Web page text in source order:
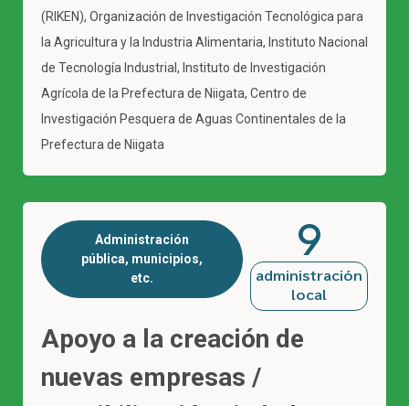
(RIKEN), Organización de Investigación Tecnológica para
la Agricultura y la Industria Alimentaria, Instituto Nacional
de Tecnología Industrial, Instituto de Investigación
Agrícola de la Prefectura de Niigata, Centro de
Investigación Pesquera de Aguas Continentales de la
Prefectura de Niigata
Administración
pública, municipios,
etc.
9
administración
local
Apoyo a la creación de
nuevas empresas /